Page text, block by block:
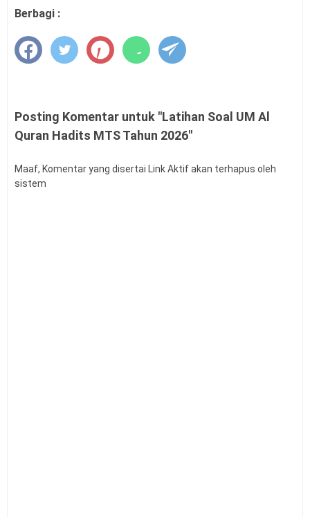
Berbagi :
Posting Komentar untuk "Latihan Soal UM Al
Quran Hadits MTS Tahun 2026"
Maaf, Komentar yang disertai Link Aktif akan terhapus oleh
sistem